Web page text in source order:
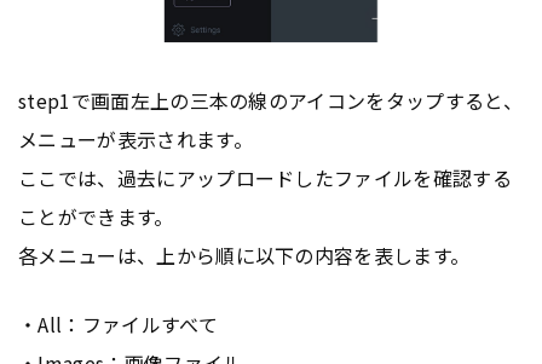
step1で画面左上の三本の線のアイコンをタップすると、
メニューが表示されます。
ここでは、過去にアップロードしたファイルを確認する
ことができます。
各メニューは、上から順に以下の内容を表します。
・All：ファイルすべて